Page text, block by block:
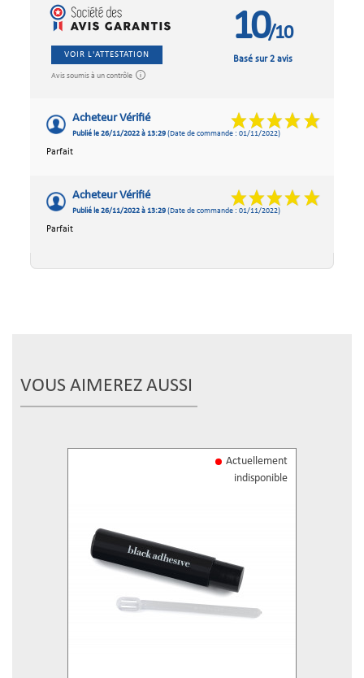
VOIR L'ATTESTATION
Avis soumis à un contrôle
10/10
Basé sur 2 avis
Acheteur Vérifié
Publié le 26/11/2022 à 13:29 (Date de commande : 01/11/2022)
Parfait
Acheteur Vérifié
Publié le 26/11/2022 à 13:29 (Date de commande : 01/11/2022)
Parfait
VOUS AIMEREZ AUSSI
Actuellement
indisponible